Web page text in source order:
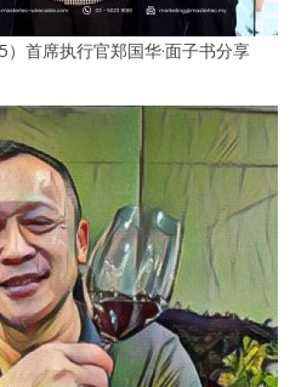
首席执行官郑国华·面子书分享